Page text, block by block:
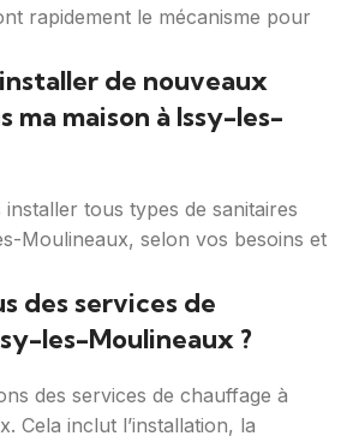
rapidement le mécanisme pour
de nouveaux
ma maison à Issy-les-
tous types de sanitaires
Moulineaux, selon vos besoins et
des services de
les-Moulineaux ?
des services de chauffage à
Cela inclut l’installation, la